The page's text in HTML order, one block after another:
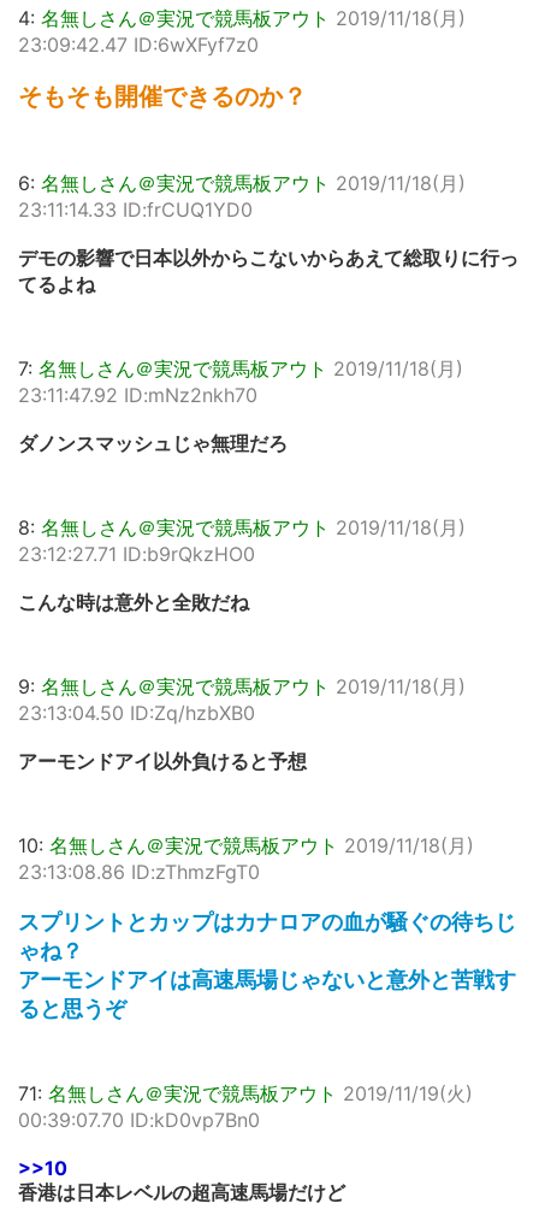
4: 名無しさん＠実況で競馬板アウト 2019/11/18(月)
23:09:42.47 ID:6wXFyf7z0
そもそも開催できるのか？
6: 名無しさん＠実況で競馬板アウト 2019/11/18(月)
23:11:14.33 ID:frCUQ1YD0
デモの影響で日本以外からこないからあえて総取りに行っ
てるよね
7: 名無しさん＠実況で競馬板アウト 2019/11/18(月)
23:11:47.92 ID:mNz2nkh70
ダノンスマッシュじゃ無理だろ
8: 名無しさん＠実況で競馬板アウト 2019/11/18(月)
23:12:27.71 ID:b9rQkzHO0
こんな時は意外と全敗だね
9: 名無しさん＠実況で競馬板アウト 2019/11/18(月)
23:13:04.50 ID:Zq/hzbXB0
アーモンドアイ以外負けると予想
10: 名無しさん＠実況で競馬板アウト 2019/11/18(月)
23:13:08.86 ID:zThmzFgT0
スプリントとカップはカナロアの血が騒ぐの待ちじ
ゃね？
アーモンドアイは高速馬場じゃないと意外と苦戦す
ると思うぞ
71: 名無しさん＠実況で競馬板アウト 2019/11/19(火)
00:39:07.70 ID:kD0vp7Bn0
>>10
香港は日本レベルの超高速馬場だけど